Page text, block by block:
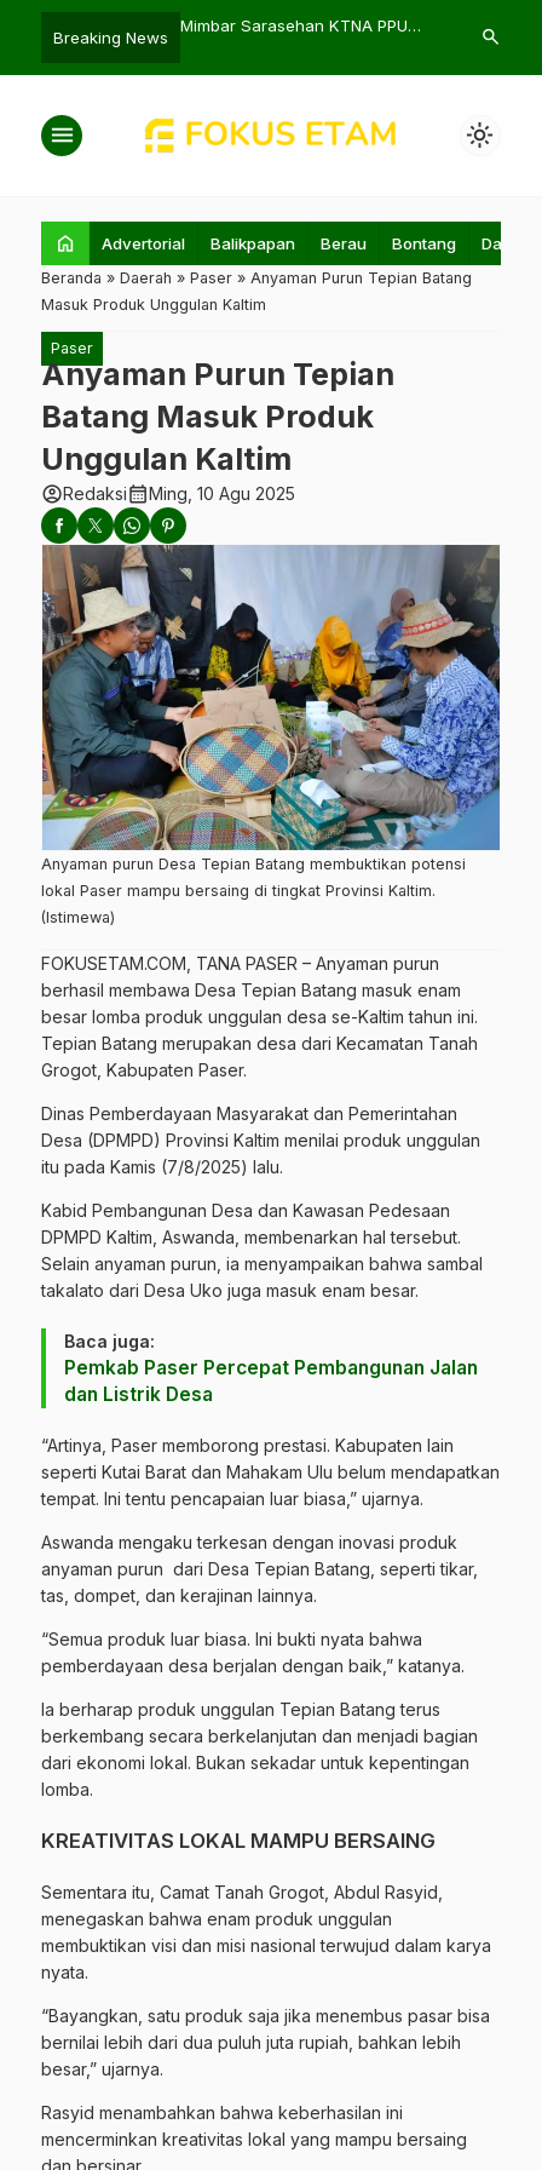
Breaking News
Pertanian Lokal
KPI Balikpapan dan Kejati Kaltim
Kaltim
search
menu light_mode
home Advertorial Balikpapan Berau Bontang Daerah
Beranda » Daerah » Paser » Anyaman Purun Tepian Batang
Masuk Produk Unggulan Kaltim
Paser
Anyaman Purun Tepian
Batang Masuk Produk
Unggulan Kaltim
account_circleRedaksicalendar_monthMing, 10 Agu 2025
Anyaman purun Desa Tepian Batang membuktikan potensi
lokal Paser mampu bersaing di tingkat Provinsi Kaltim.
(Istimewa)
FOKUSETAM.COM , TANA PASER – Anyaman purun
berhasil membawa Desa Tepian Batang masuk enam
besar lomba produk unggulan desa se-Kaltim tahun ini.
Tepian Batang merupakan desa dari Kecamatan Tanah
Grogot, Kabupaten Paser.
Dinas Pemberdayaan Masyarakat dan Pemerintahan
Desa (DPMPD) Provinsi Kaltim menilai produk unggulan
itu pada Kamis (7/8/2025) lalu.
Kabid Pembangunan Desa dan Kawasan Pedesaan
DPMPD Kaltim, Aswanda, membenarkan hal tersebut.
Selain anyaman purun, ia menyampaikan bahwa sambal
takalato dari Desa Uko juga masuk enam besar.
Baca juga:
Pemkab Paser Percepat Pembangunan Jalan
dan Listrik Desa
“Artinya, Paser memborong prestasi. Kabupaten lain
seperti Kutai Barat dan Mahakam Ulu belum mendapatkan
tempat. Ini tentu pencapaian luar biasa,” ujarnya.
Aswanda mengaku terkesan dengan inovasi produk
anyaman purun dari Desa Tepian Batang, seperti tikar,
tas, dompet, dan kerajinan lainnya.
“Semua produk luar biasa. Ini bukti nyata bahwa
pemberdayaan desa berjalan dengan baik,” katanya.
Ia berharap produk unggulan Tepian Batang terus
berkembang secara berkelanjutan dan menjadi bagian
dari ekonomi lokal. Bukan sekadar untuk kepentingan
lomba.
KREATIVITAS LOKAL MAMPU BERSAING
Sementara itu, Camat Tanah Grogot, Abdul Rasyid,
menegaskan bahwa enam produk unggulan
membuktikan visi dan misi nasional terwujud dalam karya
nyata.
“Bayangkan, satu produk saja jika menembus pasar bisa
bernilai lebih dari dua puluh juta rupiah, bahkan lebih
besar,” ujarnya.
Rasyid menambahkan bahwa keberhasilan ini
mencerminkan kreativitas lokal yang mampu bersaing
dan bersinar.